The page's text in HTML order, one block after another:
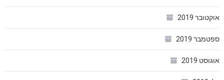
אוקטובר 2019
ספטמבר 2019
אוגוסט 2019